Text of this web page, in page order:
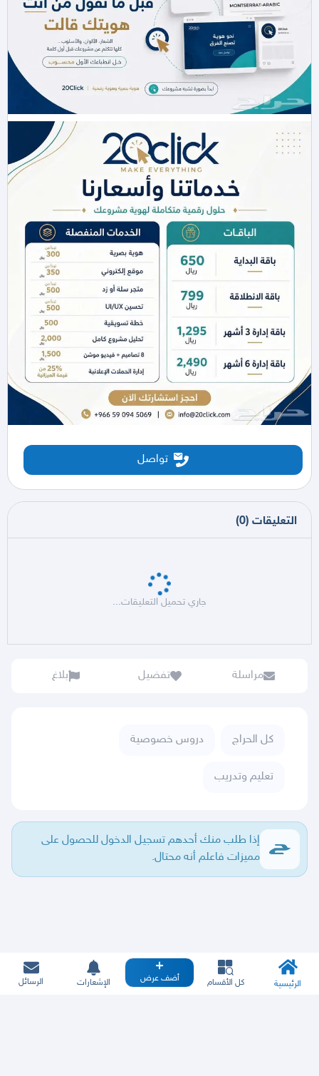
تواصل
التعليقات (
0
)
جاري تحميل التعليقات...
مراسلة تفضيل بلاغ
كل الحراج دروس خصوصية
تعليم وتدريب
إذا طلب منك أحدهم تسجيل الدخول للحصول على
مميزات فاعلم أنه محتال.
الرئيسية كل الأقسام أضف عرض الإشعارات الرسائل